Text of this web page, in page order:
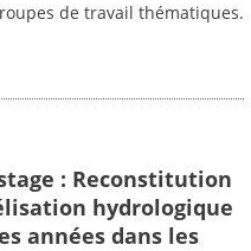
de travail thématiques.
: Reconstitution
hydrologique
années dans les